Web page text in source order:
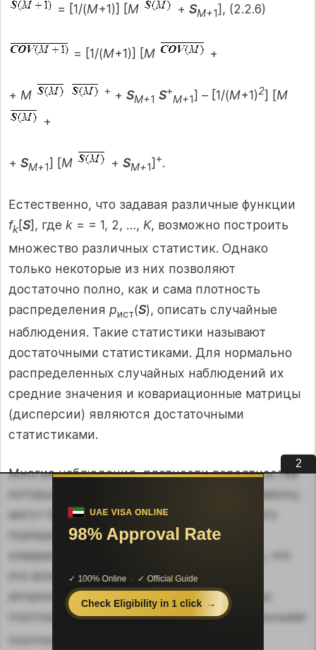
= [1/(M+1)] [M + SM+1], (2.2.6)
= [1/(M+1)] [M +
+ M + + SM+1 S+
M+1] – [1/(M+1)2] [M
+
+ SM+1] [M + SM+1] +.
Естественно, что задавая различные функции
fk[S], где k = = 1, 2, …, K, возможно построить
множество различных статистик. Однако
только некоторые из них позволяют
достаточно полно, как и сама плотность
распределения pист(S), описать случайные
наблюдения. Такие статистики называют
достаточными статистиками. Для нормально
распределенных случайных наблюдений их
средние значения и ковариационные матрицы
(дисперсии) являются достаточными
статистиками.
Многие наблюдения, плотности вероятностей
которых не подчиняются нормальному закону,
могут быть описаны статистиками второго
порядка – их средними значениями и
ковариационными матрицами. Очевидно, что
это возможно при достаточно хорошей
аппроксимации (в смысле 2.1.12) истинных
плотностей вероятностейpист(S) нормальными
плотностями
1